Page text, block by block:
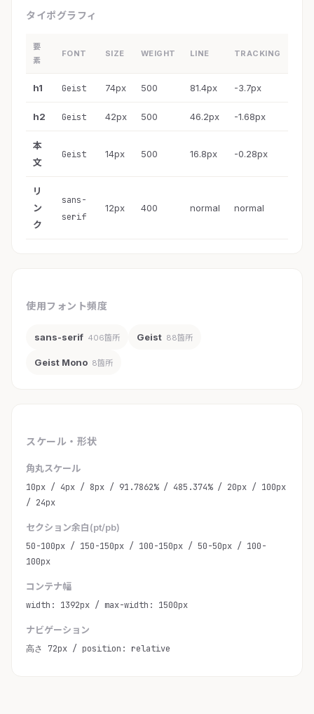
タイポグラフィ
要
素
FONT SIZE WEIGHT LINE TRACKING
h1 Geist 74px 500 81.4px -3.7px
h2 Geist 42px 500 46.2px -1.68px
本
文
Geist 14px 500 16.8px -0.28px
リ
ン
ク
sans-
serif
12px 400 normal normal
使用フォント頻度
sans-serif 406箇所 Geist 88箇所
Geist Mono 8箇所
スケール・形状
角丸スケール
10px / 4px / 8px / 91.7862% / 485.374% / 20px / 100px
/ 24px
セクション余白(pt/pb)
50-100px / 150-150px / 100-150px / 50-50px / 100-
100px
コンテナ幅
width: 1392px / max-width: 1500px
ナビゲーション
高さ 72px / position: relative